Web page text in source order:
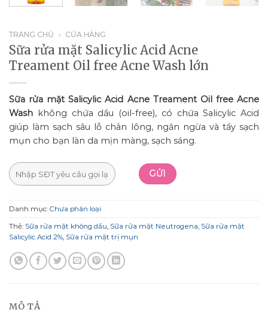
TRANG CHỦ » CỬA HÀNG
Sữa rửa mặt Salicylic Acid Acne
Treament Oil free Acne Wash lớn
Sữa rửa mặt Salicylic Acid Acne Treament Oil free Acne
Wash không chứa dầu (oil-free), có chứa Salicylic Acid
giúp làm sạch sâu lỗ chân lông, ngăn ngừa và tẩy sạch
mụn cho bạn làn da mịn màng, sạch sáng.
Danh mục: Chưa phân loại
Thẻ: Sữa rửa mặt không dầu, Sữa rửa mặt Neutrogena, Sữa rửa mặt
Salicylic Acid 2%, Sữa rửa mặt trị mụn
MÔ TẢ